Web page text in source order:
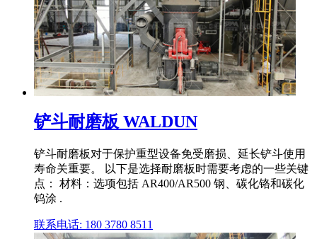
铲斗耐磨板 WALDUN
铲斗耐磨板对于保护重型设备免受磨损、延长铲斗使用
寿命关重要。 以下是选择耐磨板时需要考虑的一些关键
点： 材料：选项包括 AR400/AR500 钢、碳化铬和碳化
钨涂 .
联系电话: 180 3780 8511